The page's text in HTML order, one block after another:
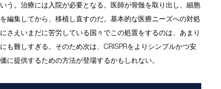
いう。治療には入院が必要となる。医師が骨髄を取り出し、細胞
を編集してから、移植し直すのだ。基本的な医療ニーズへの対処
にさえいまだに苦労している国々でこの処置をするのは、あまり
にも難しすぎる。そのため次は、CRISPRをよりシンプルかつ安
価に提供するための方法が登場するかもしれない。